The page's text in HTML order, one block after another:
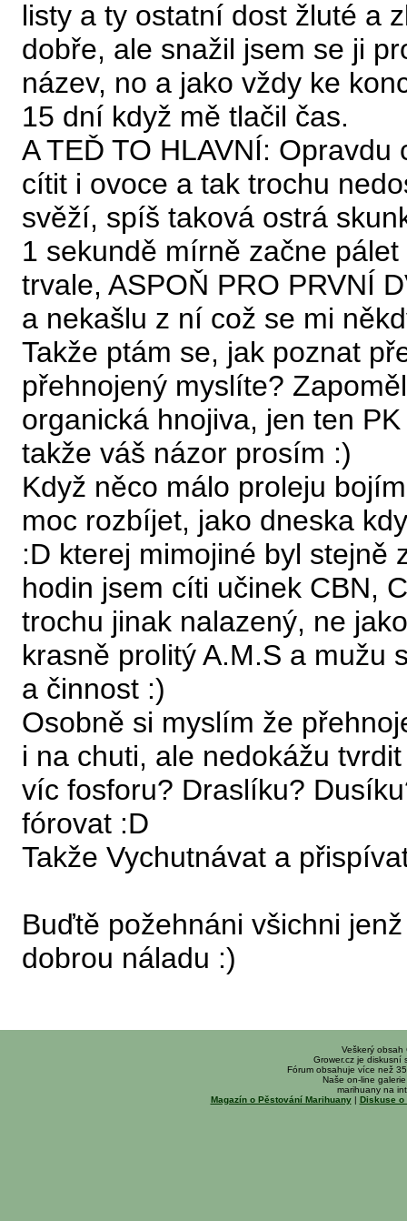
listy a ty ostatní dost žluté a
dobře, ale snažil jsem se ji
název, no a jako vždy ke
15 dní když mě tlačil čas.
A TEĎ TO HLAVNÍ:
cítit i ovoce a tak trochu
svěží, spíš taková ostrá
1 sekundě mírně začne
trvale, ASPOŇ PRO PRVNÍ
a nekašlu z ní což se mi
Takže ptám se, jak poznat
přehnojený myslíte?
organická hnojiva, jen ten
takže váš názor prosím :)
Když něco málo proleju
moc rozbíjet, jako dneska
:D kterej mimojiné byl stejně
hodin jsem cíti učinek CBN,
trochu jinak nalazený, ne
krasně prolitý A.M.S a mužu
a činnost :)
Osobně si myslím že
i na chuti, ale nedokážu
víc fosforu? Draslíku?
fórovat :D
Takže Vychutnávat a
Buďtě požehnáni všichni
dobrou náladu :)
Veškerý obsah
Grower.cz je diskusní
Fórum obsahuje více než
Naše on-line
marihuany na
Magazín o Pěstování Marihuany| Diskuse o